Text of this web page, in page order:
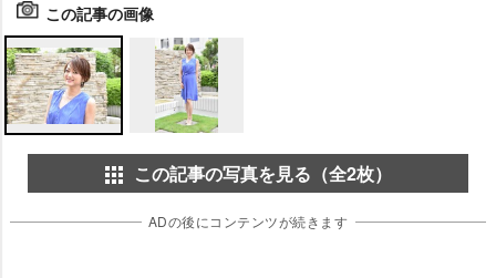
この記事の画像
この記事の写真を見る（全2枚）
ADの後にコンテンツが続きます